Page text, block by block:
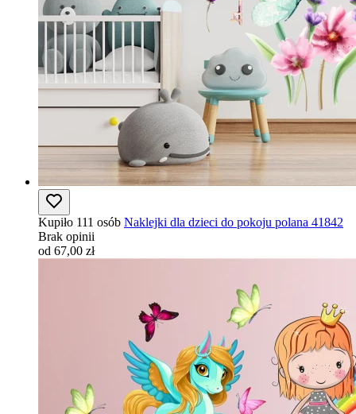
Kupiło 111 osób Naklejki dla dzieci do pokoju polana 41842
Brak opinii
od 67,00 zł